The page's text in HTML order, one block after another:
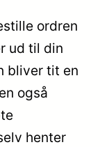
ordren
ud til din
bliver tit en
også
henter